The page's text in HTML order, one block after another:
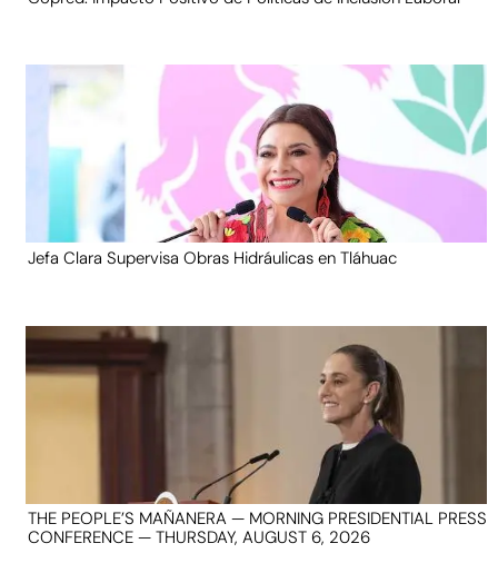
Jefa Clara Supervisa Obras Hidráulicas en Tláhuac
THE PEOPLE’S MAÑANERA — MORNING PRESIDENTIAL PRESS
CONFERENCE — THURSDAY, AUGUST 6, 2026